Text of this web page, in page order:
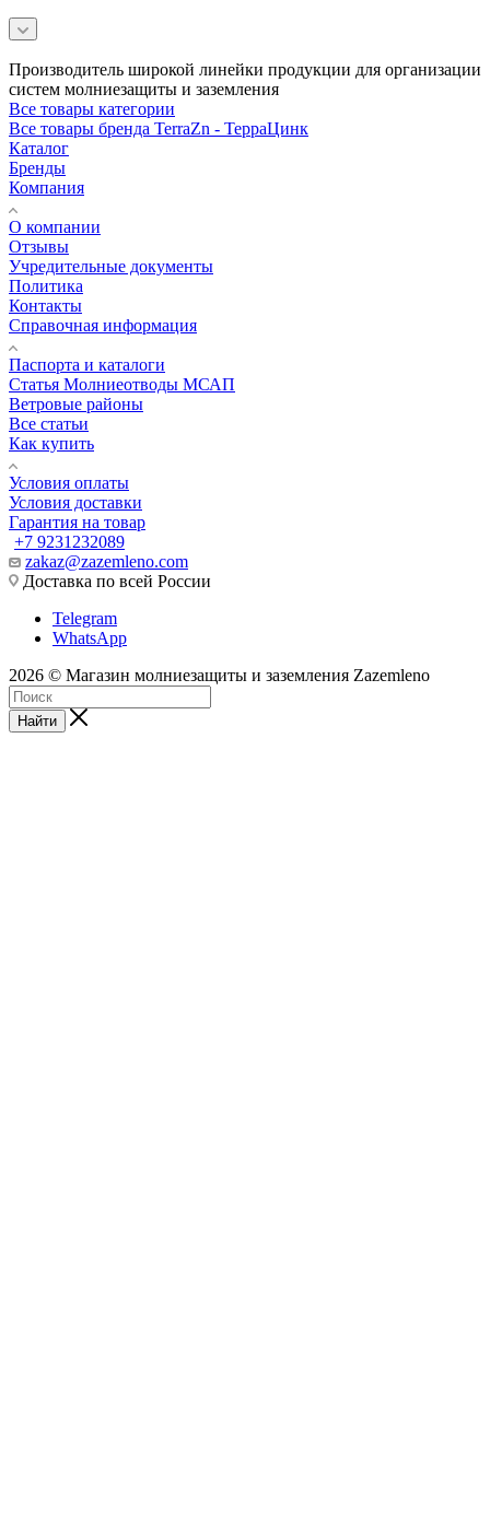
Производитель широкой линейки продукции для организации
систем молниезащиты и заземления
Все товары категории
Все товары бренда TerraZn - ТерраЦинк
Каталог
Бренды
Компания
О компании
Отзывы
Учредительные документы
Политика
Контакты
Справочная информация
Паспорта и каталоги
Статья Молниеотводы МСАП
Ветровые районы
Все статьи
Как купить
Условия оплаты
Условия доставки
Гарантия на товар
+7 9231232089
zakaz@zazemleno.com
Доставка по всей России
Telegram
WhatsApp
2026 © Магазин молниезащиты и заземления Zazemleno
Найти